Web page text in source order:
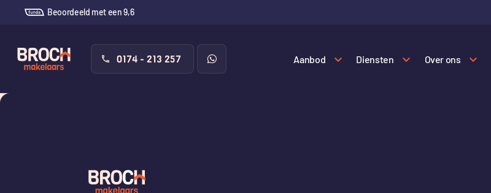
Beoordeeld met een 9,6
0174 - 213 257 Aanbod Diensten Over ons